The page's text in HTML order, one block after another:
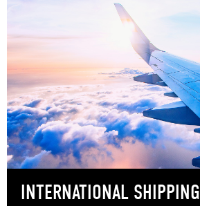
INTERNATIONAL SHIPPING